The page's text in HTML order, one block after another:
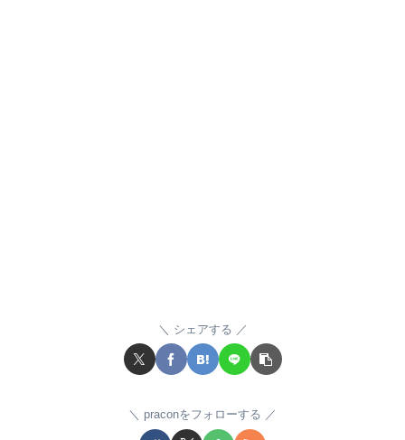
シェアする
praconをフォローする